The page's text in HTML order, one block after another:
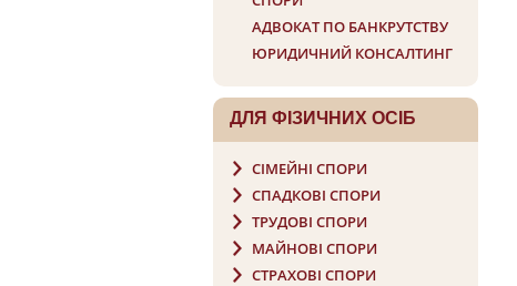
АДВОКАТ ПО БАНКРУТСТВУ
ЮРИДИЧНИЙ КОНСАЛТИНГ
ДЛЯ ФIЗИЧНИХ ОСIБ
СІМЕЙНІ СПОРИ
СПАДКОВІ СПОРИ
ТРУДОВІ СПОРИ
МАЙНОВІ СПОРИ
СТРАХОВІ СПОРИ